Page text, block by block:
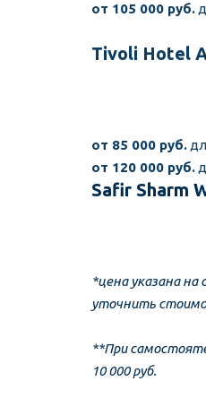
от 105 000 руб.
Tivoli Hotel
от 85 000 руб.
от 120 000 руб.
Safir Sharm
*цена указана на
уточнить
**При
10 000 руб.